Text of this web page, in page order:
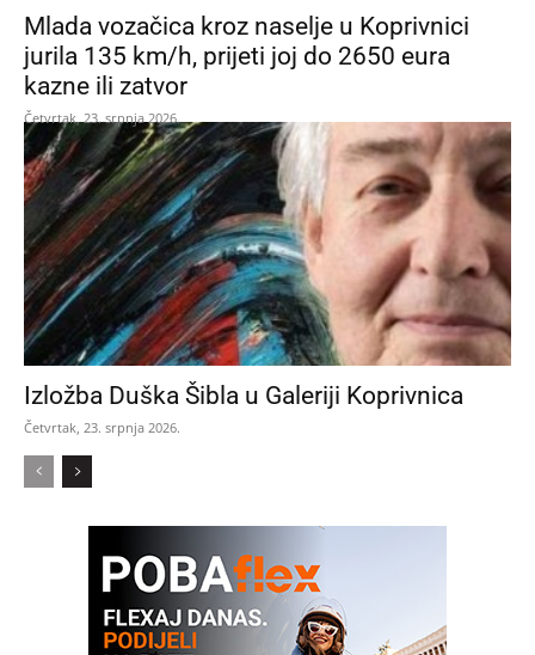
Mlada vozačica kroz naselje u Koprivnici
jurila 135 km/h, prijeti joj do 2650 eura
kazne ili zatvor
Četvrtak, 23. srpnja 2026.
Izložba Duška Šibla u Galeriji Koprivnica
Četvrtak, 23. srpnja 2026.